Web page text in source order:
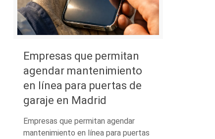
Empresas que permitan
agendar mantenimiento
en línea para puertas de
garaje en Madrid
Empresas que permitan agendar
mantenimiento en línea para puertas